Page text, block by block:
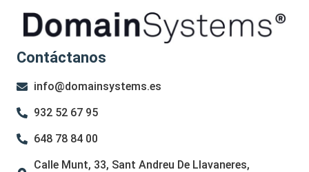
Contáctanos
info@domainsystems.es
932 52 67 95
648 78 84 00
Calle Munt, 33, Sant Andreu De Llavaneres,